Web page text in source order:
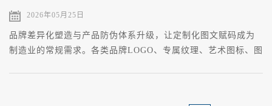
2026年05月25日
品牌差异化塑造与产品防伪体系升级，让定制化图文赋码成为
制造业的常规需求。各类品牌LOGO、专属纹理、艺术图标、图